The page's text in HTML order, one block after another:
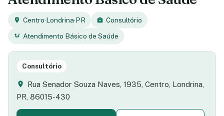
Centro·Londrina·PR
Consultório
Atendimento Básico de Saúde
Consultório
Rua Senador Souza Naves, 1935, Centro, Londrina,
PR, 86015-430